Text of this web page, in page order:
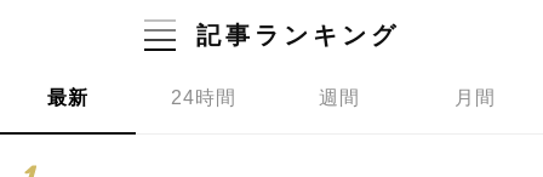
記事ランキング
最新 24時間 週間 月間